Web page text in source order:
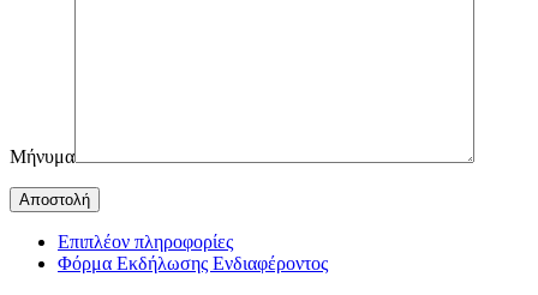
Μήνυμα
Επιπλέον πληροφορίες
Φόρμα Εκδήλωσης Ενδιαφέροντος